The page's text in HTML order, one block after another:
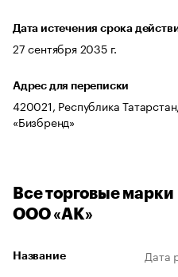
Дата истечения срока
27 сентября 2035 г.
Адрес для переписки
420021, Республика
«Бизбренд»
Все торговые марки
ООО «АК»
Название Дата